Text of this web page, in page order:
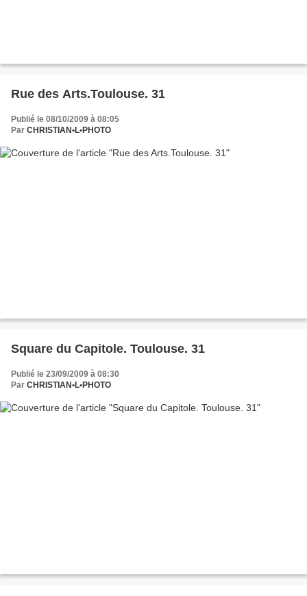
Rue des Arts.Toulouse. 31
Publié le 08/10/2009 à 08:05
Par CHRISTIAN•L•PHOTO
Square du Capitole. Toulouse. 31
Publié le 23/09/2009 à 08:30
Par CHRISTIAN•L•PHOTO